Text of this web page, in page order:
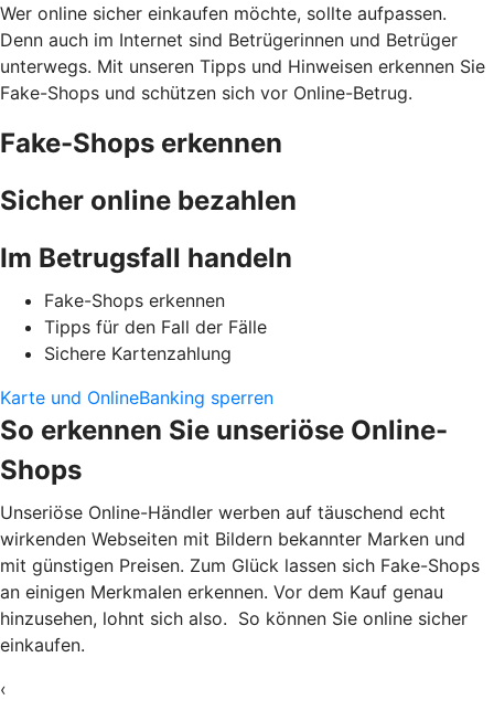
Wer online sicher einkaufen möchte, sollte aufpassen.
Denn auch im Internet sind Betrügerinnen und Betrüger
unterwegs. Mit unseren Tipps und Hinweisen erkennen Sie
Fake-Shops und schützen sich vor Online-Betrug.
Fake-Shops erkennen
Sicher online bezahlen
Im Betrugsfall handeln
Fake-Shops erkennen
Tipps für den Fall der Fälle
Sichere Kartenzahlung
Karte und OnlineBanking sperren
So erkennen Sie unseriöse Online-
Shops
Unseriöse Online-Händler werben auf täuschend echt
wirkenden Webseiten mit Bildern bekannter Marken und
mit günstigen Preisen. Zum Glück lassen sich Fake-Shops
an einigen Merkmalen erkennen. Vor dem Kauf genau
hinzusehen, lohnt sich also. So können Sie online sicher
einkaufen.
‹